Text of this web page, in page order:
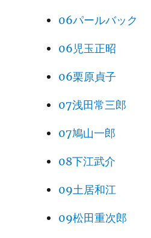
06パールバック
06児玉正昭
06栗原貞子
07浅田常三郎
07鳩山一郎
08下江武介
09土居和江
09松田重次郎